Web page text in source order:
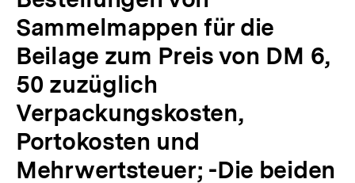
Sammelmappen für die
Beilage zum Preis von DM 6,
50 zuzüglich
Verpackungskosten,
Portokosten und
Mehrwertsteuer; -Die beiden